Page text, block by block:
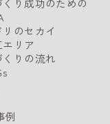
くり成功のための
リのセカイ
エリア
くりの流れ
例